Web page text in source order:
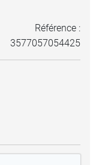
Référence :
3577057054425